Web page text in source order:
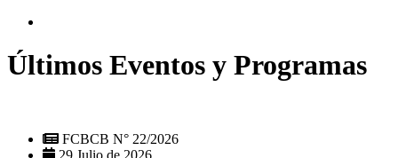
Últimos Eventos y Programas
FCBCB N° 22/2026
29 Julio de 2026